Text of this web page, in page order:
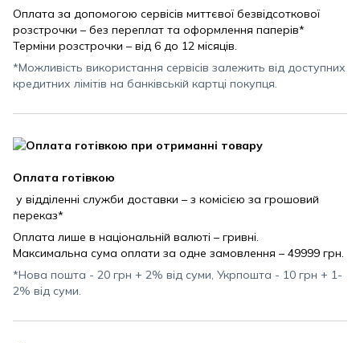
Оплата за допомогою сервісів миттєвої безвідсоткової
розстрочки – без переплат та оформлення паперів*
Терміни розстрочки – від 6 до 12 місяців.
*Можливість використання сервісів залежить від доступних
кредитних лімітів на банківській картці покупця.
Оплата готівкою
у відділенні служби доставки – з комісією за грошовий
переказ*
Оплата лише в національній валюті – гривні.
Максимальна сума оплати за одне замовлення – 49999 грн.
*Нова пошта - 20 грн + 2% від суми, Укрпошта - 10 грн + 1-
2% від суми.